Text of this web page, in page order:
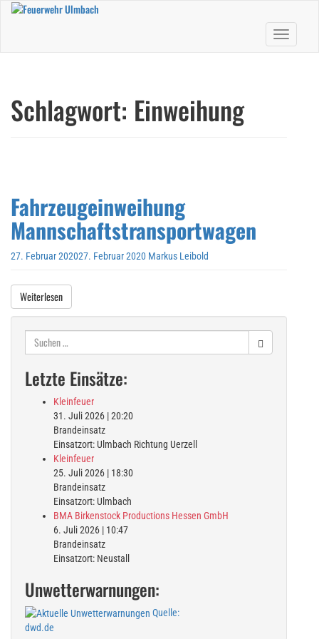
Skip
Toggle
Schlagwort: Einweihung
Fahrzeugeinweihung
Mannschaftstransportwagen
27. Februar 202027. Februar 2020 Markus Leibold
Weiterlesen
Suchen
Letzte Einsätze:
Kleinfeuer
31. Juli 2026 |20:20
Brandeinsatz
Einsatzort: Ulmbach Richtung Uerzell
Kleinfeuer
25. Juli 2026 | 18:30
Brandeinsatz
Einsatzort: Ulmbach
BMA Birkenstock Productions Hessen GmbH
6. Juli 2026 | 10:47
Brandeinsatz
Einsatzort: Neustall
Unwetterwarnungen:
Quelle:
dwd.de